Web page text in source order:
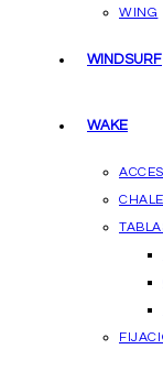
WING
WINDSURF
WAKE